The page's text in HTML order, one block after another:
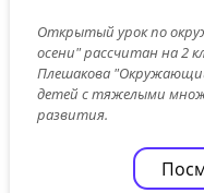
Открытый урок по
осени" рассчитан на 2
Плешакова
детей с тяжелыми
развития.